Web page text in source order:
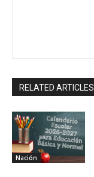
RELATED ARTICLES
Nación